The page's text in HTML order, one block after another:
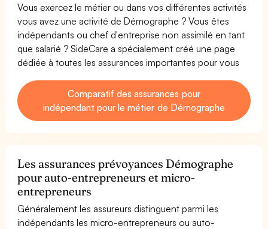
Vous exercez le métier ou dans vos différentes activités
vous avez une activité de Démographe ? Vous êtes
indépendants ou chef d'entreprise non assimilé en tant
que salarié ? SideCare a spécialement créé une page
dédiée à toutes les assurances importantes pour vous
Comparatif des assurances pour
indépendant pour le métier de Démographe
Les assurances prévoyances Démographe
pour auto-entrepreneurs et micro-
entrepreneurs
Généralement les assureurs distinguent parmi les
indépendants les micro-entrepreneurs ou auto-